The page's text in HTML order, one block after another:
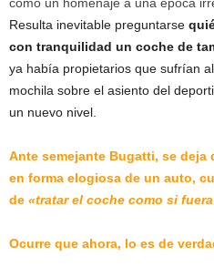
Resulta inevitable preguntarse
con tranquilidad un coche de
ya había propietarios que sufrían
mochila sobre el asiento del
un nuevo nivel.
Ante semejante Bugatti, se deja
en forma elogiosa de un auto,
de «tratar el coche como si
Ocurre que ahora, lo es de